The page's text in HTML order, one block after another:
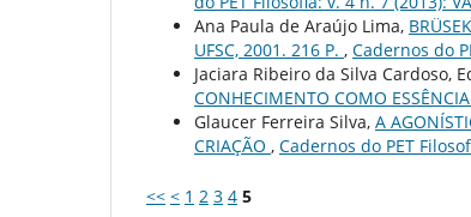
Ana Paula de Araújo Lima,
UFSC, 2001. 216 P. , Cadernos do
Jaciara Ribeiro da Silva Cardoso,
CONHECIMENTO COMO ESSÊNCIA
Glaucer Ferreira Silva, A
CRIAÇÃO , Cadernos do PET
<< < 1 2 3 4 5